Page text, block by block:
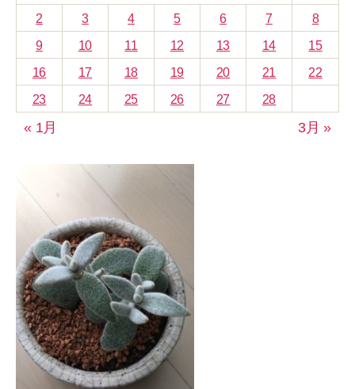
2
3 4 5 6 7
8
9
10 11 12 13 14
15
16
17 18 19 20 21
22
23
24 25 26 27 28
« 1月 3月 »